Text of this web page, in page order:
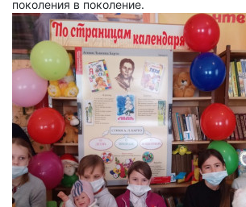
поколения в поколение.